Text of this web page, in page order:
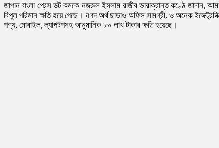
জাপান বাংলা প্রেস ডট কমকে নজরুল ইসলাম রাজীব ভারাক্রান্ত কণ্ঠে জানান,
বিপুল পরিমান ক্ষতি হয়ে গেছে। নগদ অর্থ ছাড়াও অফিস সামগ্রী, ও অনেক
পণ্য, মোবাইল, ল্যাপটপসহ আনুমানিক ৮০ লাখ টাকার ক্ষতি হয়েছে।